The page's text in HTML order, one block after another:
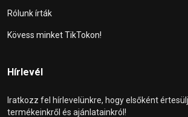
Rólunk írták
Kövess minket TikTokon!
Hírlevél
Iratkozz fel hírlevelünkre, hogy elsőként
termékeinkről és ajánlatainkról!